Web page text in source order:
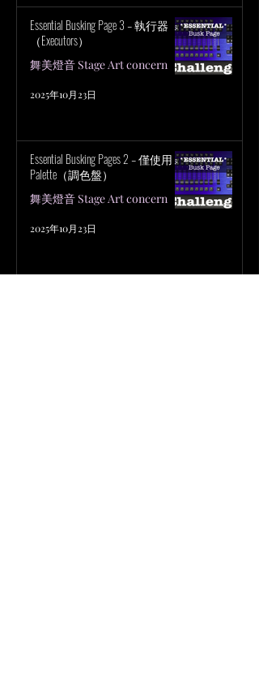
Essential Busking Page 3 – 執行器
（Executors）
舞美燈音 Stage Art concern
2025年10月23日
Essential Busking Pages 2 – 僅使用
Palette（調色盤）
舞美燈音 Stage Art concern
2025年10月23日